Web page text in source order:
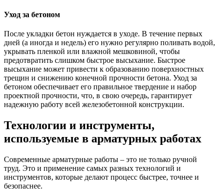
Уход за бетоном
После укладки бетон нуждается в уходе. В течение первых
дней (а иногда и недель) его нужно регулярно поливать водой,
укрывать пленкой или влажной мешковиной, чтобы
предотвратить слишком быстрое высыхание. Быстрое
высыхание может привести к образованию поверхностных
трещин и снижению конечной прочности бетона. Уход за
бетоном обеспечивает его правильное твердение и набор
проектной прочности, что, в свою очередь, гарантирует
надежную работу всей железобетонной конструкции.
Технологии и инструменты,
используемые в арматурных работах
Современные арматурные работы – это не только ручной
труд. Это и применение самых разных технологий и
инструментов, которые делают процесс быстрее, точнее и
безопаснее.